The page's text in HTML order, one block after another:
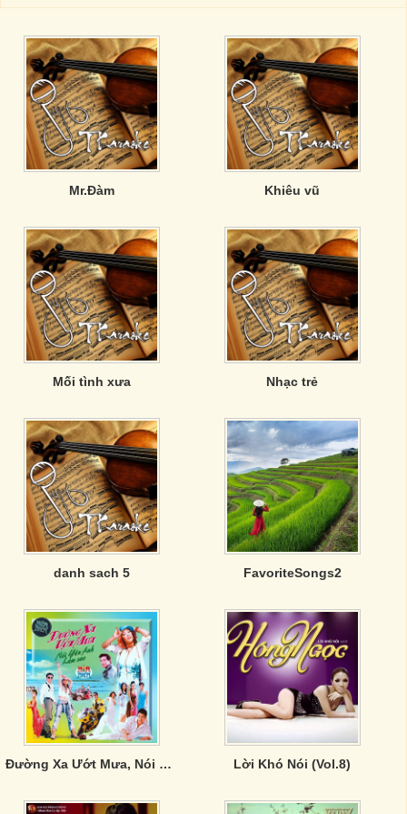
Mr.Đàm Khiêu vũ
Mối tình xưa Nhạc trẻ
danh sach 5 FavoriteSongs2
Đường Xa Ướt Mưa, Nói Yêu Anh Làm Sao Lời Khó Nói (Vol.8)